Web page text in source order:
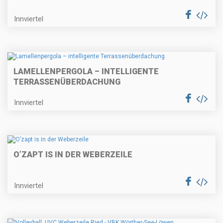
Innviertel
LAMELLENPERGOLA – INTELLIGENTE
TERRASSENÜBERDACHUNG
Innviertel
O’ZAPT IS IN DER WEBERZEILE
Innviertel